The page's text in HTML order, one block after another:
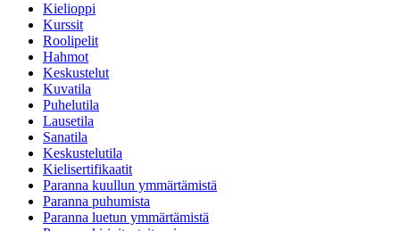
Kielioppi
Kurssit
Roolipelit
Hahmot
Keskustelut
Kuvatila
Puhelutila
Lausetila
Sanatila
Keskustelutila
Kielisertifikaatit
Paranna kuullun ymmärtämistä
Paranna puhumista
Paranna luetun ymmärtämistä